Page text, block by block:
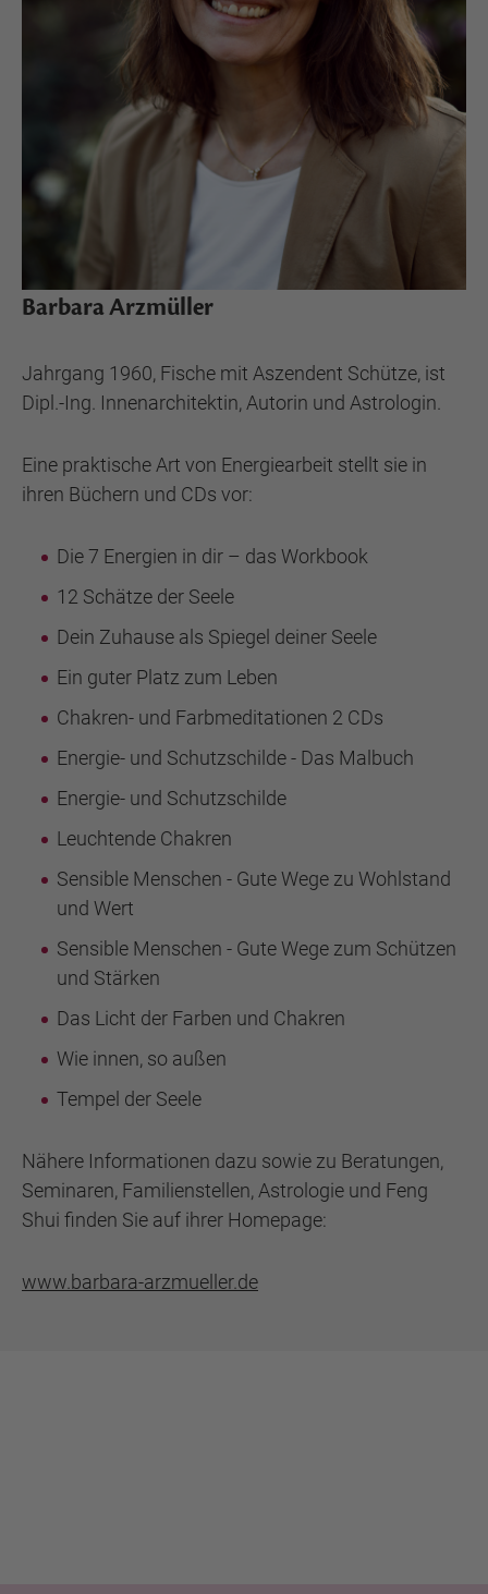
Barbara Arzmüller
Jahrgang 1960, Fische mit Aszendent Schütze, ist
Dipl.-Ing. Innenarchitektin, Autorin und Astrologin.
Eine praktische Art von Energiearbeit stellt sie in
ihren Büchern und CDs vor:
Die 7 Energien in dir – das Workbook
12 Schätze der Seele
Dein Zuhause als Spiegel deiner Seele
Ein guter Platz zum Leben
Chakren- und Farbmeditationen 2 CDs
Energie- und Schutzschilde - Das Malbuch
Energie- und Schutzschilde
Leuchtende Chakren
Sensible Menschen - Gute Wege zu Wohlstand
und Wert
Sensible Menschen - Gute Wege zum Schützen
und Stärken
Das Licht der Farben und Chakren
Wie innen, so außen
Tempel der Seele
Nähere Informationen dazu sowie zu Beratungen,
Seminaren, Familienstellen, Astrologie und Feng
Shui finden Sie auf ihrer Homepage:
www.barbara-arzmueller.de